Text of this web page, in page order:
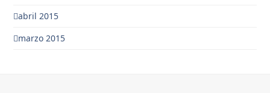
abril 2015
marzo 2015